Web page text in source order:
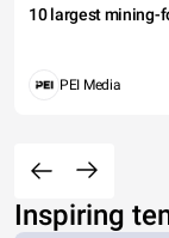
10 largest mining-
PEI Media
Inspiring